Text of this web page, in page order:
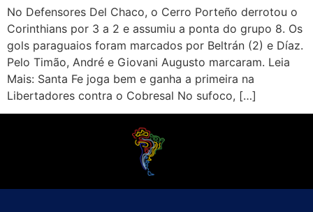
No Defensores Del Chaco, o Cerro Porteño derrotou o
Corinthians por 3 a 2 e assumiu a ponta do grupo 8. Os
gols paraguaios foram marcados por Beltrán (2) e Díaz.
Pelo Timão, André e Giovani Augusto marcaram. Leia
Mais: Santa Fe joga bem e ganha a primeira na
Libertadores contra o Cobresal No sufoco, […]